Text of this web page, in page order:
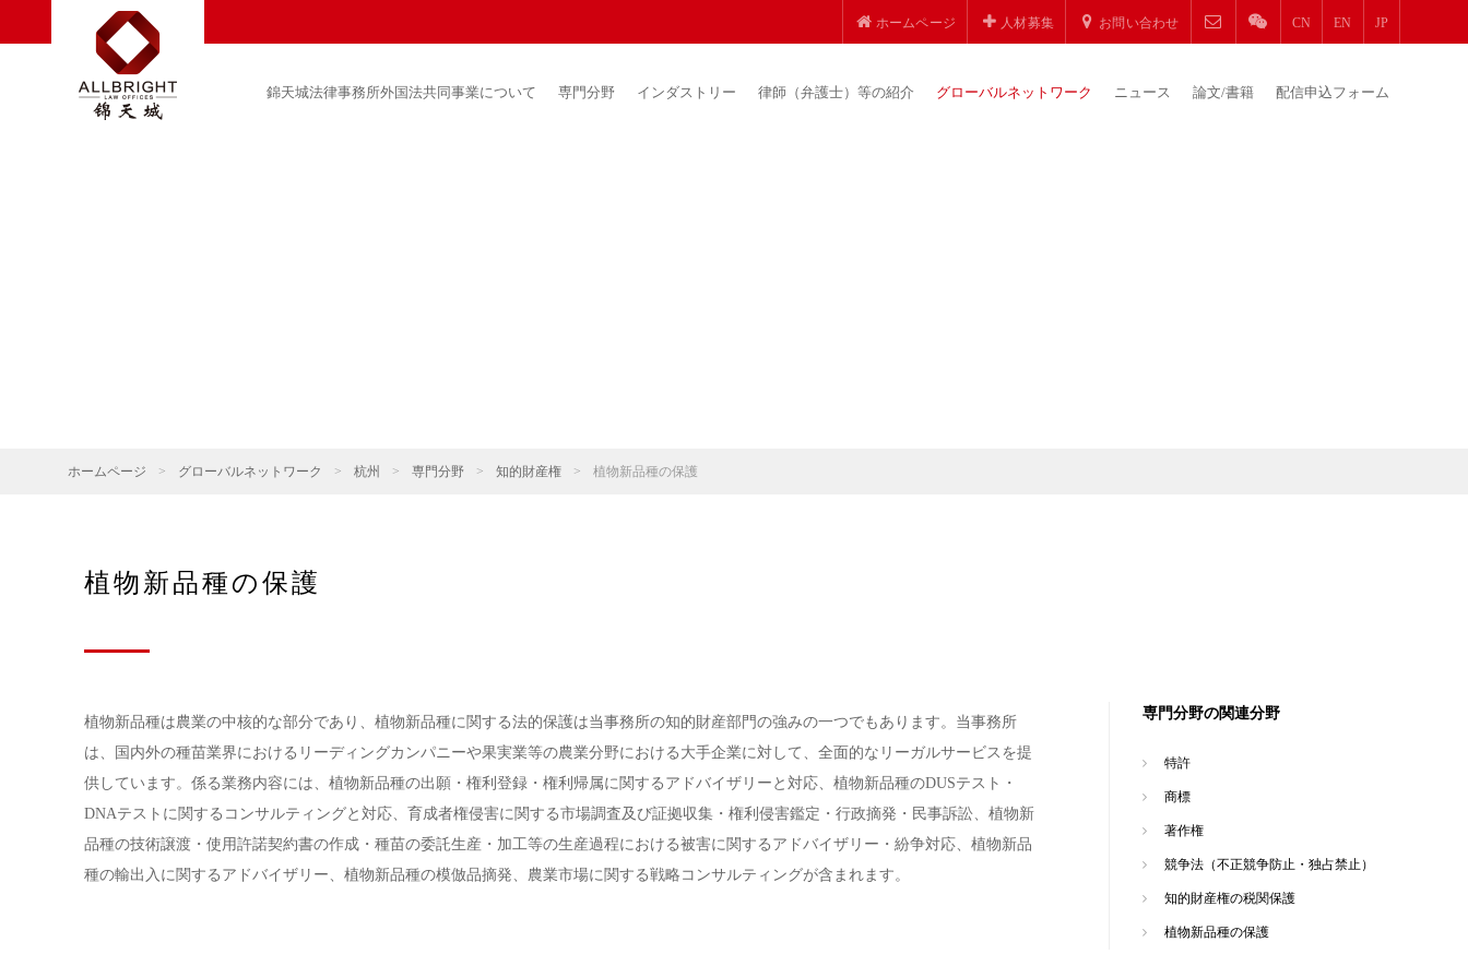
ホームページ 人材募集 お問い合わせ CN EN JP
錦天城法律事務所外国法共同事業について 専門分野 インダストリー 律師（弁護士）等の紹介 グローバルネットワーク ニュース 論文/書籍 配信申込フォーム
ホームページ > グローバルネットワーク > 杭州 > 専門分野 > 知的財産権 > 植物新品種の保護
植物新品種の保護
植物新品種は農業の中核的な部分であり、植物新品種に関する法的保護は当事務所の知的財産部門の強みの一つでもあります。当事務所
は、国内外の種苗業界におけるリーディングカンパニーや果実業等の農業分野における大手企業に対して、全面的なリーガルサービスを提
供しています。係る業務内容には、植物新品種の出願・権利登録・権利帰属に関するアドバイザリーと対応、植物新品種のDUSテスト・
DNAテストに関するコンサルティングと対応、育成者権侵害に関する市場調査及び証拠収集・権利侵害鑑定・行政摘発・民事訴訟、植物新
品種の技術譲渡・使用許諾契約書の作成・種苗の委託生産・加工等の生産過程における被害に関するアドバイザリー・紛争対応、植物新品
種の輸出入に関するアドバイザリー、植物新品種の模倣品摘発、農業市場に関する戦略コンサルティングが含まれます。
専門分野の関連分野
特許
商標
著作権
競争法（不正競争防止・独占禁止）
知的財産権の税関保護
植物新品種の保護